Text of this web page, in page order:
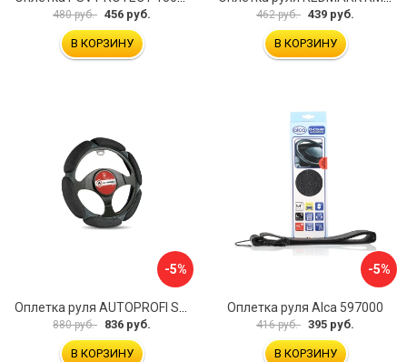
480 руб. 456 руб.
В КОРЗИНУ
462 руб. 439 руб.
В КОРЗИНУ
-5%
880 руб. 836 руб.
В КОРЗИНУ
-5%
Оплетка руля Alca 597000
416 руб. 395 руб.
В КОРЗИНУ